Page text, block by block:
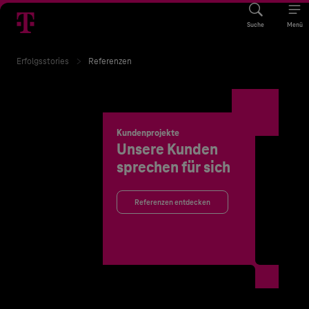
Suche Menü
Erfolgsstories Referenzen
Kundenprojekte
Unsere Kunden
sprechen für sich
Referenzen entdecken